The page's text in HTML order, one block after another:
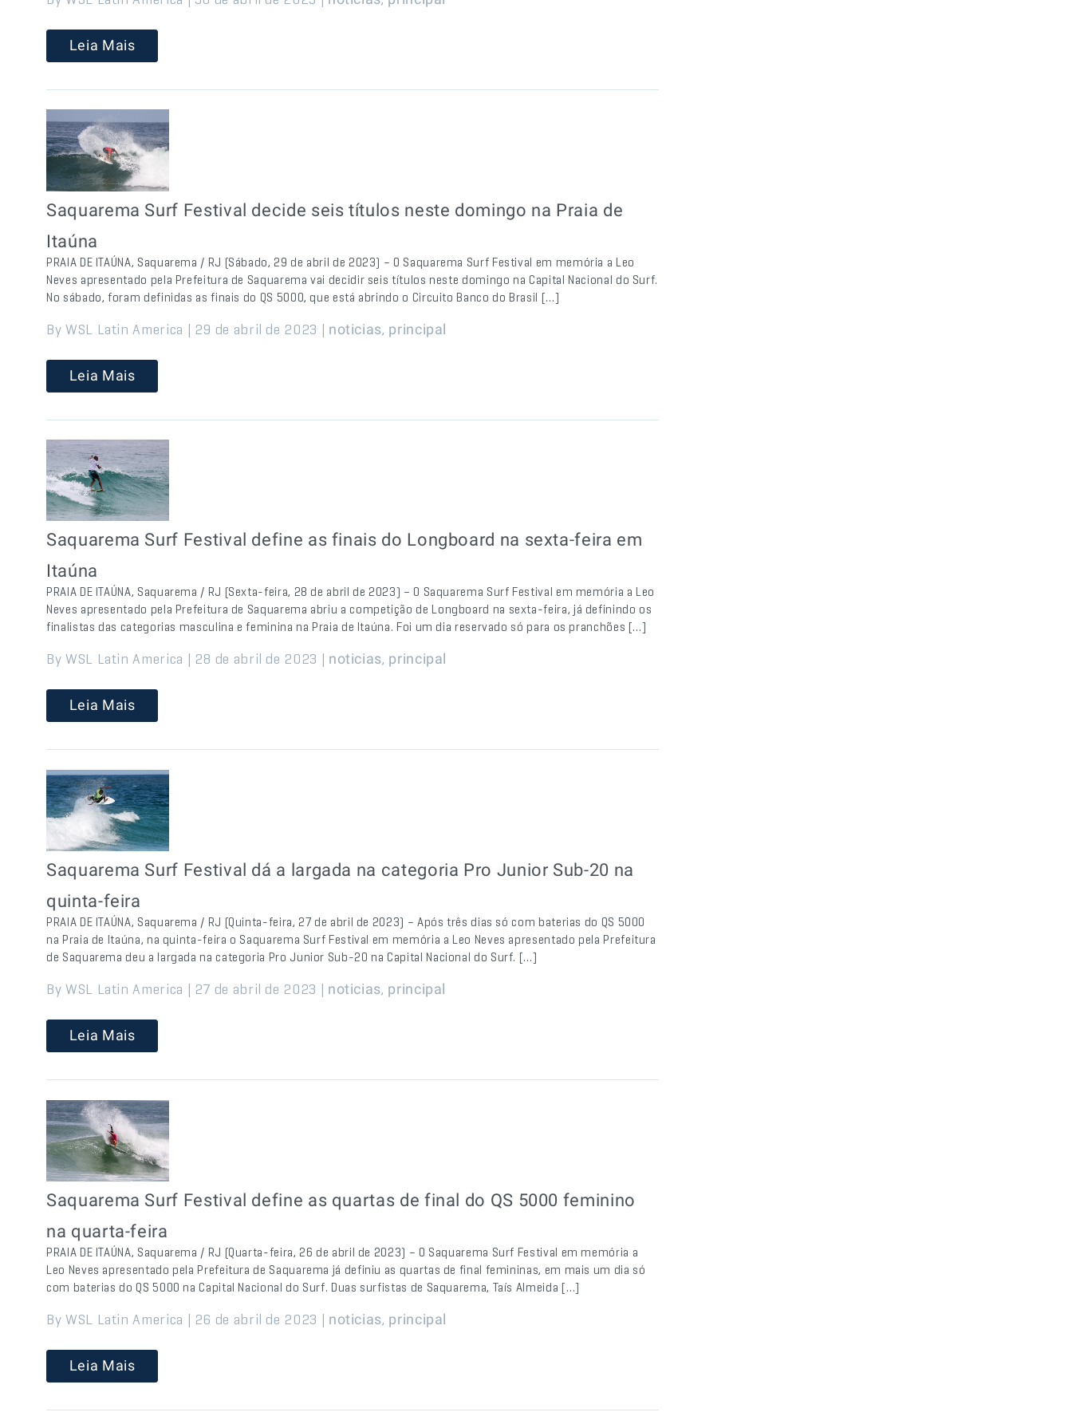
Leia Mais
Saquarema Surf Festival decide seis títulos neste domingo na Praia de
Itaúna
PRAIA DE ITAÚNA, Saquarema / RJ (Sábado, 29 de abril de 2023) – O Saquarema Surf Festival em memória a Leo
Neves apresentado pela Prefeitura de Saquarema vai decidir seis títulos neste domingo na Capital Nacional do Surf.
No sábado, foram definidas as finais do QS 5000, que está abrindo o Circuito Banco do Brasil […]
By WSL Latin America | 29 de abril de 2023 | noticias, principal
Leia Mais
Saquarema Surf Festival define as finais do Longboard na sexta-feira em
Itaúna
PRAIA DE ITAÚNA, Saquarema / RJ (Sexta-feira, 28 de abril de 2023) – O Saquarema Surf Festival em memória a Leo
Neves apresentado pela Prefeitura de Saquarema abriu a competição de Longboard na sexta-feira, já definindo os
finalistas das categorias masculina e feminina na Praia de Itaúna. Foi um dia reservado só para os pranchões […]
By WSL Latin America | 28 de abril de 2023 | noticias, principal
Leia Mais
Saquarema Surf Festival dá a largada na categoria Pro Junior Sub-20 na
quinta-feira
PRAIA DE ITAÚNA, Saquarema / RJ (Quinta-feira, 27 de abril de 2023) – Após três dias só com baterias do QS 5000
na Praia de Itaúna, na quinta-feira o Saquarema Surf Festival em memória a Leo Neves apresentado pela Prefeitura
de Saquarema deu a largada na categoria Pro Junior Sub-20 na Capital Nacional do Surf. […]
By WSL Latin America | 27 de abril de 2023 | noticias, principal
Leia Mais
Saquarema Surf Festival define as quartas de final do QS 5000 feminino
na quarta-feira
PRAIA DE ITAÚNA, Saquarema / RJ (Quarta-feira, 26 de abril de 2023) – O Saquarema Surf Festival em memória a
Leo Neves apresentado pela Prefeitura de Saquarema já definiu as quartas de final femininas, em mais um dia só
com baterias do QS 5000 na Capital Nacional do Surf. Duas surfistas de Saquarema, Taís Almeida […]
By WSL Latin America | 26 de abril de 2023 | noticias, principal
Leia Mais